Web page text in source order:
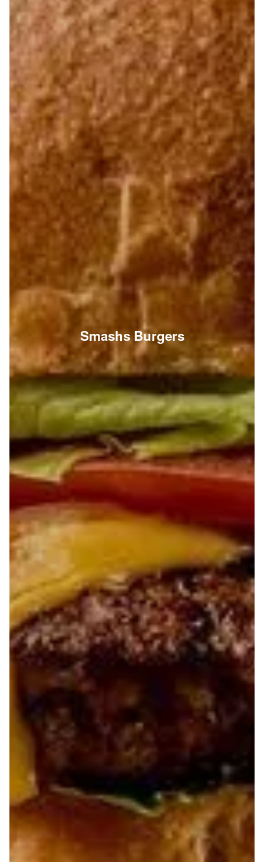
Smashs Burgers